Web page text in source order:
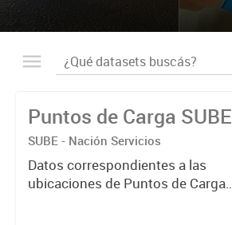
Puntos de Carga SUBE
SUBE - Nación Servicios
Datos correspondientes a las
ubicaciones de Puntos de Carga